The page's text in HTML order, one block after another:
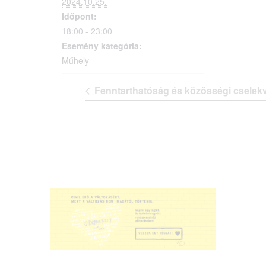
Időpont:
18:00 - 23:00
Esemény kategória:
Műhely
Fenntarthatóság és közösségi